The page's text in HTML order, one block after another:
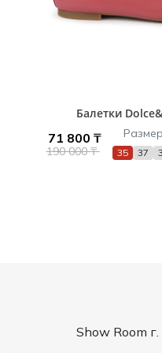
Балетки
71 800 ₸
190 000 ₸
Размер
35 37
Show Room